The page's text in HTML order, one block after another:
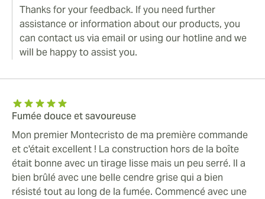
Thanks for your feedback. If you need further
assistance or information about our products, you
can contact us via email or using our hotline and we
will be happy to assist you.
Fumée douce et savoureuse
Mon premier Montecristo de ma première commande
et c'était excellent ! La construction hors de la boîte
était bonne avec un tirage lisse mais un peu serré. Il a
bien brûlé avec une belle cendre grise qui a bien
résisté tout au long de la fumée. Commencé avec une